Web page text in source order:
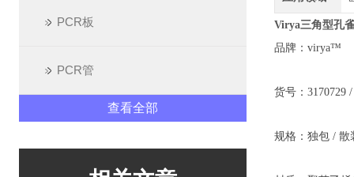
PCR板
PCR管
查看全部
Virya三角型孔
品牌：virya™
货号：3170729 /
规格：独包 / 散